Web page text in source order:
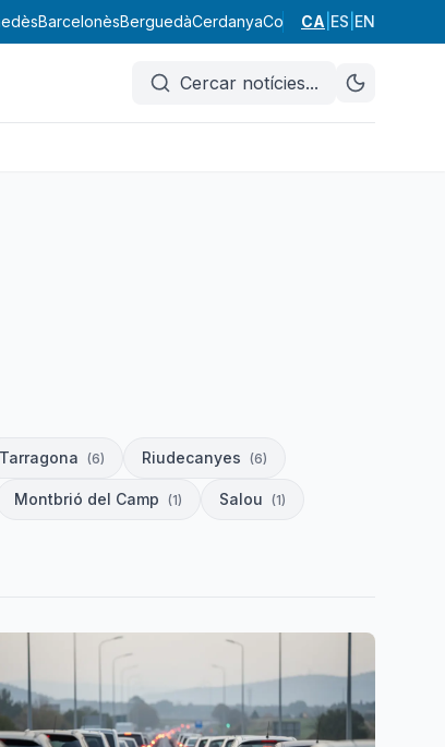
BarcelonèsBerguedàCerdanyaConca de Barberà
CA ES EN
Cercar notícies...
Tarragona (6) Riudecanyes (6)
Montbrió del Camp (1) Salou (1)